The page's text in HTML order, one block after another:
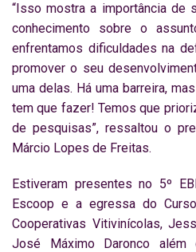
“Isso mostra a importância de
conhecimento sobre o
enfrentamos dificuldades na
promover o seu
uma delas. Há uma barreira,
tem que fazer! Temos que
de pesquisas”, ressaltou o
Márcio Lopes de Freitas.
Estiveram presentes no 5º
Escoop e a egressa do
Cooperativas Vitivinícolas,
José Máximo Daronco além